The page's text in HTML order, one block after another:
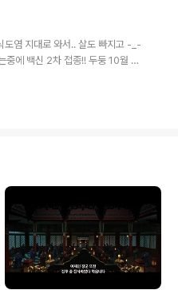
거의 온수매트를 쓴다.. 그리고 다
을 넣고 매트안에 온수가 와따리
식으로 보면된다 하지만 이것..
도염 지대로 와서.. 살도 빠지고 -_-
중에 백신 2차 접종!! 두둥 10월 14
재면 37도 나오는데.. (정상일때
가슴 찌르는 통증때메 뒤숭숭..